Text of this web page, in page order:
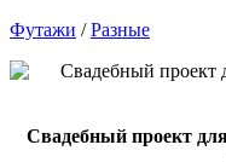
Футажи /Разные
Свадебный проект